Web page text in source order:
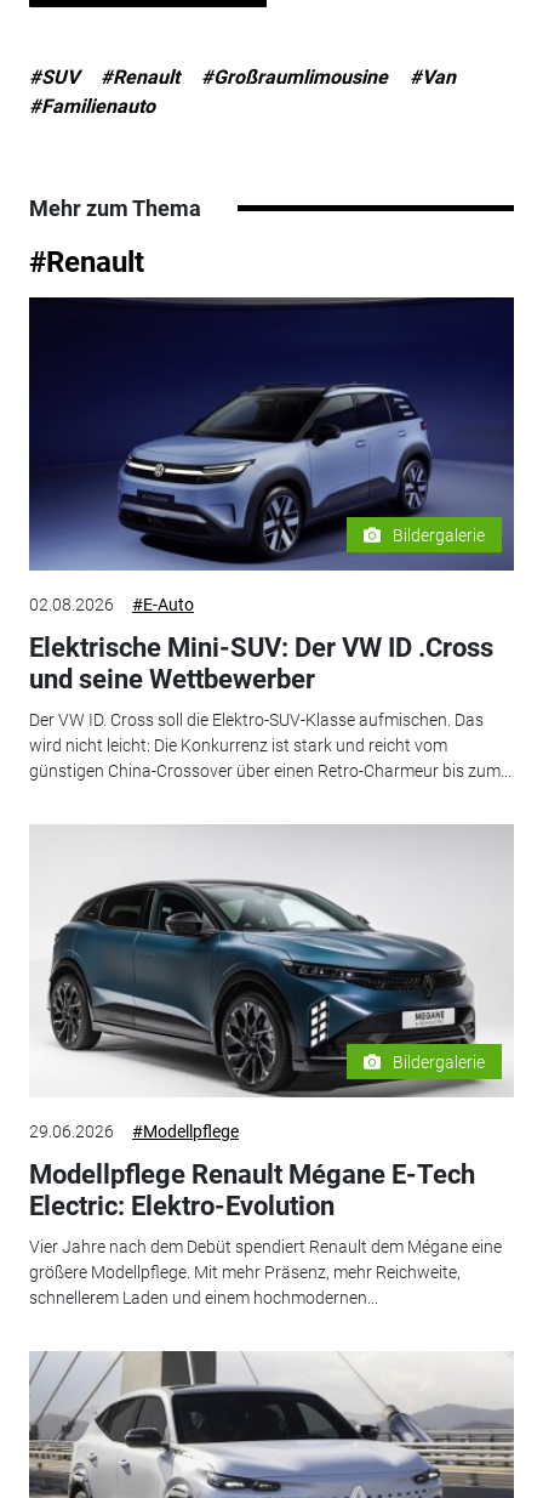
#SUV #Renault #Großraumlimousine
#Van
#Familienauto
Mehr zum Thema
#Renault
Bildergalerie
02.08.2026 #E-Auto
Elektrische Mini-SUV: Der VW ID .Cross
und seine Wettbewerber
Der VW ID. Cross soll die Elektro-SUV-Klasse aufmischen. Das
wird nicht leicht: Die Konkurrenz ist stark und reicht vom
günstigen China-Crossover über einen Retro-Charmeur bis zum...
Bildergalerie
29.06.2026 #Modellpflege
Modellpflege Renault Mégane E-Tech
Electric: Elektro-Evolution
Vier Jahre nach dem Debüt spendiert Renault dem Mégane eine
größere Modellpflege. Mit mehr Präsenz, mehr Reichweite,
schnellerem Laden und einem hochmodernen...